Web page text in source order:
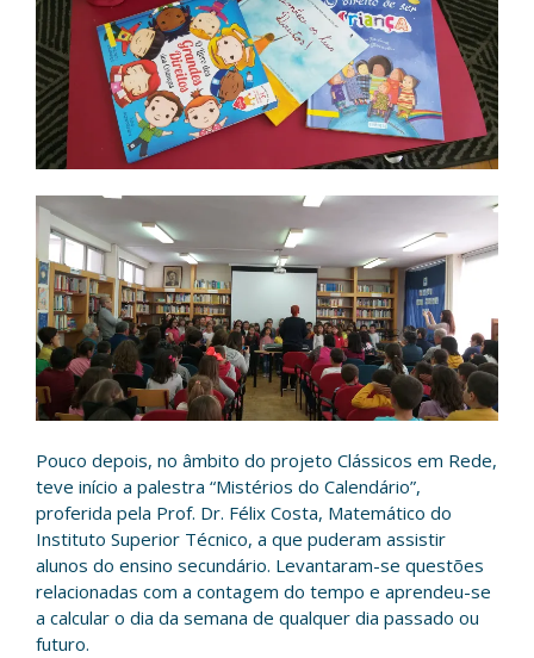
Pouco depois, no âmbito do projeto Clássicos em Rede,
teve início a palestra “Mistérios do Calendário”,
proferida pela Prof. Dr. Félix Costa, Matemático do
Instituto Superior Técnico, a que puderam assistir
alunos do ensino secundário. Levantaram-se questões
relacionadas com a contagem do tempo e aprendeu-se
a calcular o dia da semana de qualquer dia passado ou
futuro.